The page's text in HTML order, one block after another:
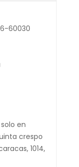
60030
en
crespo
1014,